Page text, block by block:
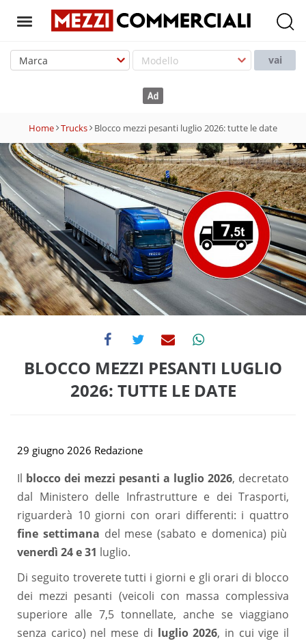
T
g
n
a
v
i
g
a
t
i
o
n
vai
Home Trucks Blocco mezzi pesanti luglio 2026: tutte le date
BLOCCO MEZZI PESANTI LUGLIO
2026: TUTTE LE DATE
29 giugno 2026 Redazione
Il blocco dei mezzi pesanti a luglio 2026, decretato
dal Ministero delle Infrastrutture e dei Trasporti,
riguarderà 10 giorni con orari differenti: i quattro
fine settimana del mese (sabato e domenica) più
venerdì 24 e 31 luglio.
Di seguito troverete tutti i giorni e gli orari di blocco
dei mezzi pesanti (veicoli con massa complessiva
superiore alle 7,5 tonnellate, anche se viaggiano
senza carico) nel mese di luglio 2026, in cui vige il